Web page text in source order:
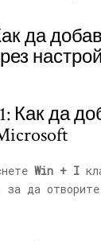
да
Как да
Win + I
за да отворите